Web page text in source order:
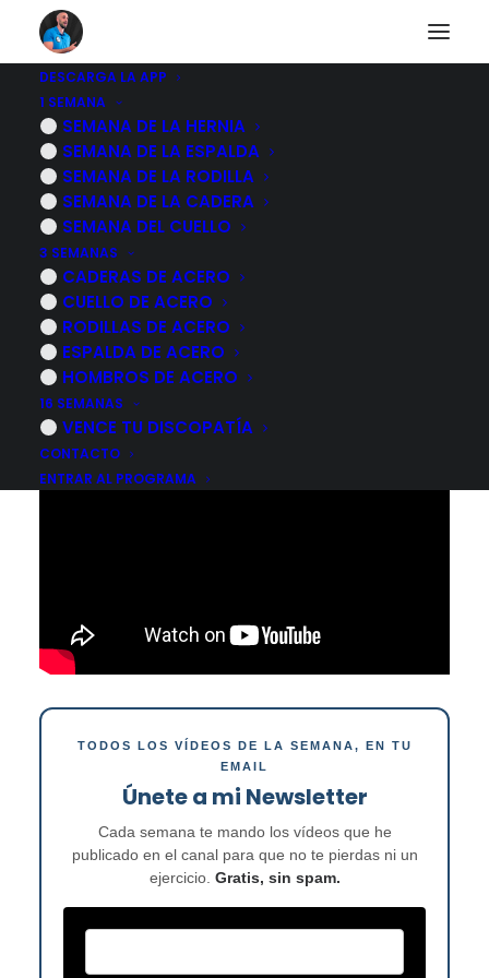
DESCARGA LA APP
1 SEMANA
SEMANA DE LA HERNIA
SEMANA DE LA ESPALDA
SEMANA DE LA RODILLA
SEMANA DE LA CADERA
SEMANA DEL CUELLO
3 SEMANAS
CADERAS DE ACERO
CUELLO DE ACERO
RODILLAS DE ACERO
ESPALDA DE ACERO
HOMBROS DE ACERO
16 SEMANAS
VENCE TU DISCOPATÍA
CONTACTO
ENTRAR AL PROGRAMA
Que es la artrosis y
como se produce
3 NOVIEMBRE, 2022
TODOS LOS VÍDEOS DE LA SEMANA, EN TU
EMAIL
Únete a mi Newsletter
Cada semana te mando los vídeos que he
publicado en el canal para que no te pierdas ni un
ejercicio. Gratis, sin spam.